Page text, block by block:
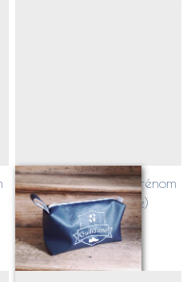
Blason SPORT avec prénom
FOOT (appliqué)
Sur demande